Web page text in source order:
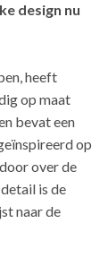
design nu
heeft
op maat
bevat een
op
over de
is de
naar de